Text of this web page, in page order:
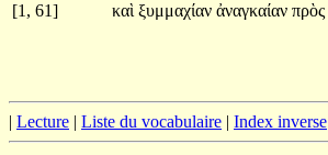
[1, 61]
καὶ ξυμμαχίαν ἀναγκαίαν πρὸς
| Lecture | Liste du vocabulaire | Index inverse